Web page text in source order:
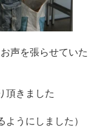
声を張らせていた
頂きました
うにしました）